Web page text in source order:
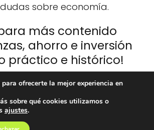
sobre economía.
más contenido
ahorro e inversión
práctico e histórico!
¿Quién inventó el dinero? La sorprendente
el mundo
ofrecerte la mejor experiencia en
sobre qué cookies utilizamos o
ajustes.